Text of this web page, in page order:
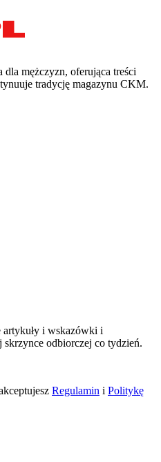
mężczyzn, oferująca treści
tradycję magazynu CKM.
artykuły i wskazówki i
odbiorczej co tydzień.
Regulamin i Politykę